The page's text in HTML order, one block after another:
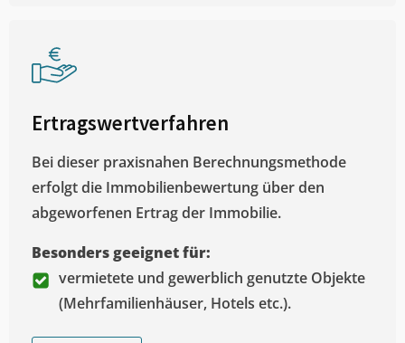
Ertragswertverfahren
Bei dieser praxisnahen Berechnungsmethode
erfolgt die Immobilienbewertung über den
abgeworfenen Ertrag der Immobilie.
Besonders geeignet für:
vermietete und gewerblich genutzte Objekte
(Mehrfamilienhäuser, Hotels etc.).